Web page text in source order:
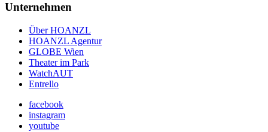
Unternehmen
Über HOANZL
HOANZL Agentur
GLOBE Wien
Theater im Park
WatchAUT
Entrello
facebook
instagram
youtube